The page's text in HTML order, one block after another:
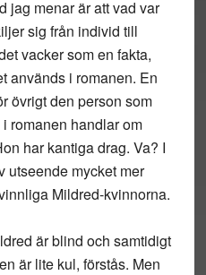
jag menar är att vad var
sig från individ till
vacker som en fakta,
används i romanen. En
övrigt den person som
romanen handlar om
har kantiga drag. Va? I
utseende mycket mer
Mildred-kvinnorna.
är blind och samtidigt
är lite kul, förstås. Men